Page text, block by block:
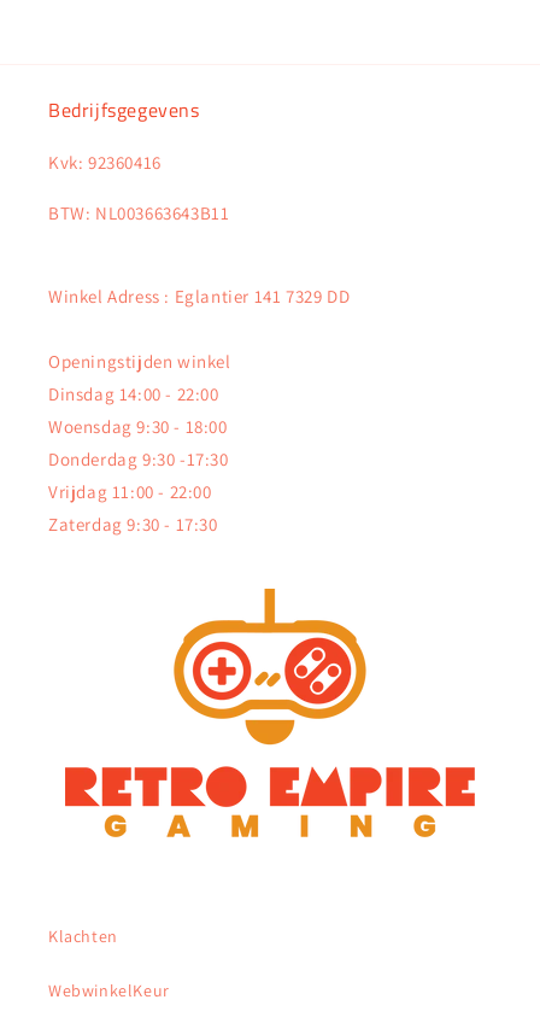
Bedrijfsgegevens
Kvk: 92360416
BTW: NL003663643B11
Winkel Adress : Eglantier 141 7329 DD
Openingstijden winkel
Dinsdag 14:00 - 22:00
Woensdag 9:30 - 18:00
Donderdag 9:30 -17:30
Vrijdag 11:00 - 22:00
Zaterdag 9:30 - 17:30
Klachten
WebwinkelKeur